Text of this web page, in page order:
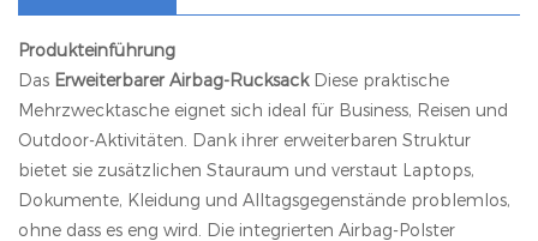
Produkteinführung
Das Erweiterbarer Airbag-RucksackDiese praktische
Mehrzwecktasche eignet sich ideal für Business, Reisen und
Outdoor-Aktivitäten. Dank ihrer erweiterbaren Struktur
bietet sie zusätzlichen Stauraum und verstaut Laptops,
Dokumente, Kleidung und Alltagsgegenstände problemlos,
ohne dass es eng wird. Die integrierten Airbag-Polster